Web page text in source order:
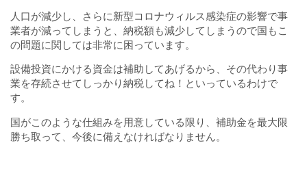
人口が減少し、さらに新型コロナウィルス感染症の影響で事
業者が減ってしまうと、納税額も減少してしまうので国もこ
の問題に関しては非常に困っています。
設備投資にかける資金は補助してあげるから、その代わり事
業を存続させてしっかり納税してね！といっているわけで
す。
国がこのような仕組みを用意している限り、補助金を最大限
勝ち取って、今後に備えなければなりません。